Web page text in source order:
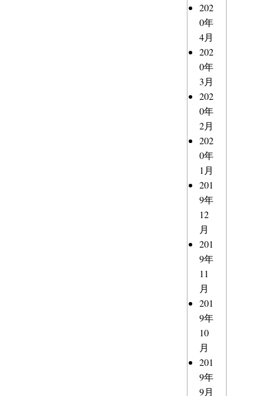
202
0年
4月
202
0年
3月
202
0年
2月
202
0年
1月
201
9年
12
月
201
9年
11
月
201
9年
10
月
201
9年
9月